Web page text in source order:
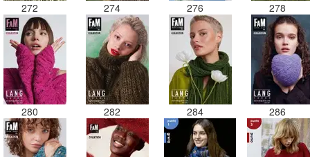
272 274 276 278
280 282 284 286